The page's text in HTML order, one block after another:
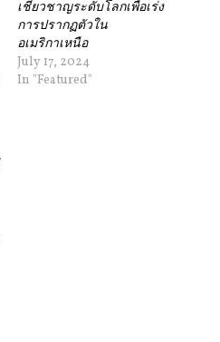
เชี่ยวชาญระดับโลกเพื่อเร่ง
การปรากฏตัวใน
อเมริกาเหนือ
July 17, 2024
In "Featured"